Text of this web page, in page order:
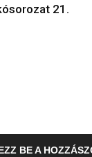
21.
BE A